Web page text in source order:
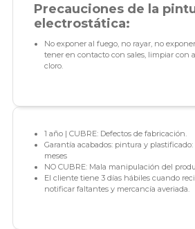
Precauciones de la
electrostática:
No exponer al fuego, no rayar, no
tener en contacto con sales, limpiar con
cloro.
1 año | CUBRE: Defectos de fabricación.
Garantía acabados: pintura y plastificado:
meses
NO CUBRE: Mala manipulación del
El cliente tiene 3 días hábiles cuando
notificar faltantes y mercancía averiada.